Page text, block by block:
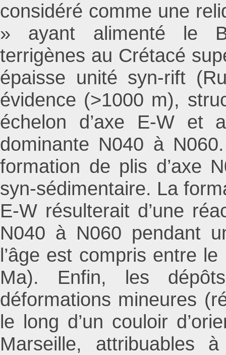
considéré comme une
» ayant alimenté le
terrigènes au Crétacé
épaisse unité syn-rift
évidence (>1000 m),
échelon d’axe E-W et
dominante N040 à
formation de plis d’axe
syn-sédimentaire. La
E-W résulterait d’une
N040 à N060 pendant
l’âge est compris entre
Ma). Enfin, les
déformations mineures
le long d’un couloir
Marseille, attribuables